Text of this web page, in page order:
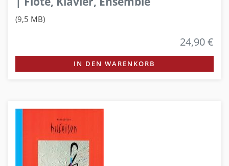
(9,5 MB)
24,90 €
IN DEN WARENKORB